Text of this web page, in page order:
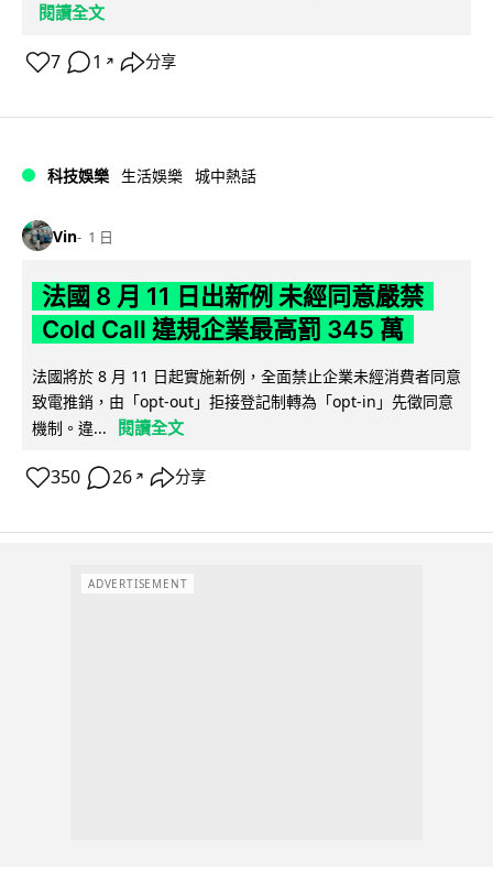
閱讀全文
7 1 ↗ 分享
科技娛樂 生活娛樂 城中熱話
Vin 1 日
法國 8 月 11 日出新例 未經同意嚴禁
Cold Call 違規企業最高罰 345 萬
法國將於 8 月 11 日起實施新例，全面禁止企業未經消費者同意
致電推銷，由「opt-out」拒接登記制轉為「opt-in」先徵同意
機制。違...
閱讀全文
350 26 ↗ 分享
ADVERTISEMENT